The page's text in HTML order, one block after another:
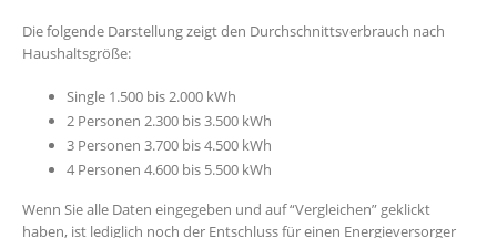
Die folgende Darstellung zeigt den Durchschnittsverbrauch nach
Haushaltsgröße:
Single 1.500 bis 2.000 kWh
2 Personen 2.300 bis 3.500 kWh
3 Personen 3.700 bis 4.500 kWh
4 Personen 4.600 bis 5.500 kWh
Wenn Sie alle Daten eingegeben und auf “Vergleichen” geklickt
haben, ist lediglich noch der Entschluss für einen Energieversorger